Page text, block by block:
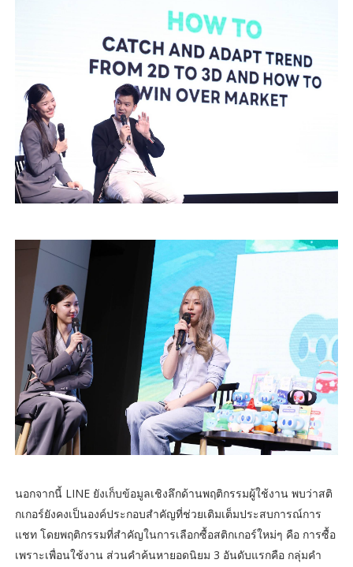
นอกจากนี้ LINE ยังเก็บข้อมูลเชิงลึกด้านพฤติกรรมผู้ใช้งาน พบว่าสติ
กเกอร์ยังคงเป็นองค์ประกอบสำคัญที่ช่วยเติมเต็มประสบการณ์การ
แชท โดยพฤติกรรมที่สำคัญในการเลือกซื้อสติกเกอร์ใหม่ๆ คือ การซื้อ
เพราะเพื่อนใช้งาน ส่วนคำค้นหายอดนิยม 3 อันดับแรกคือ กลุ่มคำ